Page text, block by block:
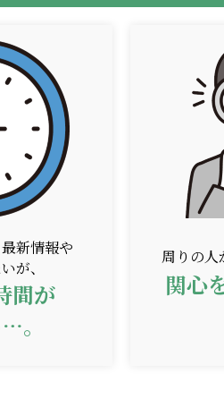
新情報や
が、
間が
。
周りの人
関心